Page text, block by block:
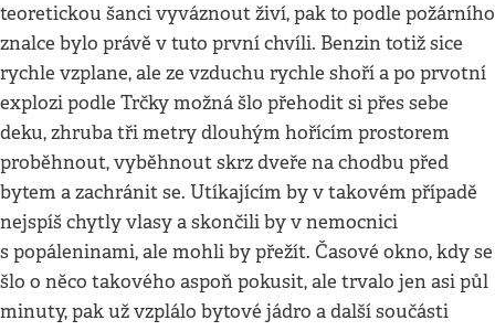
teoretickou šanci vyváznout živí, pak to podle požárního
znalce bylo právě v tuto první chvíli. Benzin totiž sice
rychle vzplane, ale ze vzduchu rychle shoří a po prvotní
explozi podle Trčky možná šlo přehodit si přes sebe
deku, zhruba tři metry dlouhým hořícím prostorem
proběhnout, vyběhnout skrz dveře na chodbu před
bytem a zachránit se. Utíkajícím by v takovém případě
nejspíš chytly vlasy a skončili by v nemocnici
s popáleninami, ale mohli by přežít. Časové okno, kdy se
šlo o něco takového aspoň pokusit, ale trvalo jen asi půl
minuty, pak už vzplálo bytové jádro a další součásti